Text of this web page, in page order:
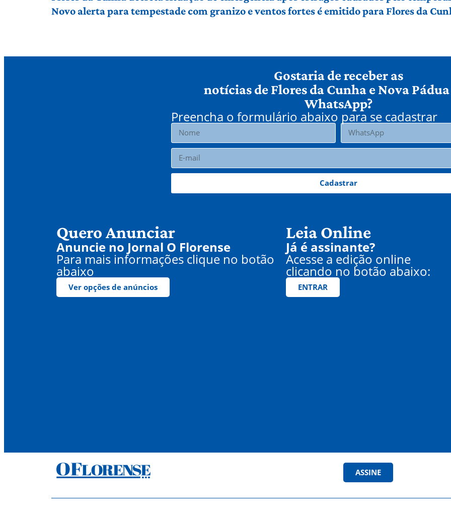
Novo alerta para tempestade com granizo e ventos fortes é emitido para Flores da
Gostaria de receber as
notícias de Flores da Cunha e Nova
WhatsApp?
Preencha o formulário abaixo para se cadastrar
Cadastrar
Quero Anunciar
Anuncie no Jornal O Florense
Para mais informações clique no botão
abaixo
Ver opções de anúncios
Leia Online
Já é assinante?
Acesse a edição online
clicando no botão abaixo:
ENTRAR
ASSINE